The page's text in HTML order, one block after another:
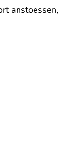
anstoessen,